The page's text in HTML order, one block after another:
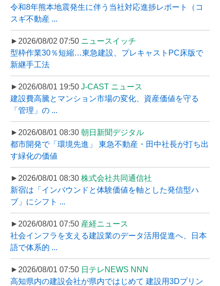
令和8年熊本地震発生に伴う当社対応進捗レポート（コ
スギ不動産 ...
►2026/08/02 07:50 ニュースイッチ
型枠作業30％短縮…東急建設、プレキャストPC床版で
新継手工法
►2026/08/01 19:50 J-CAST ニュース
建設費高騰とマンション市場の変化、資産価値を守る
「管理」の ...
►2026/08/01 08:30 朝日新聞デジタル
都市開発で「環境先進」 東急不動産・田中社長が打ち出
す緑化の価値
►2026/08/01 08:30 株式会社共同通信社
新宿は「インバウンドと体験価値を軸とした発信型ハ
ブ」にシフト ...
►2026/08/01 07:50 産経ニュース
社会インフラを支える建設業のデータ活用促進へ、日本
語で体系的 ...
►2026/08/01 07:50 日テレNEWS NNN
高知県内の建設会社が県内ではじめて 建設用3Dプリン